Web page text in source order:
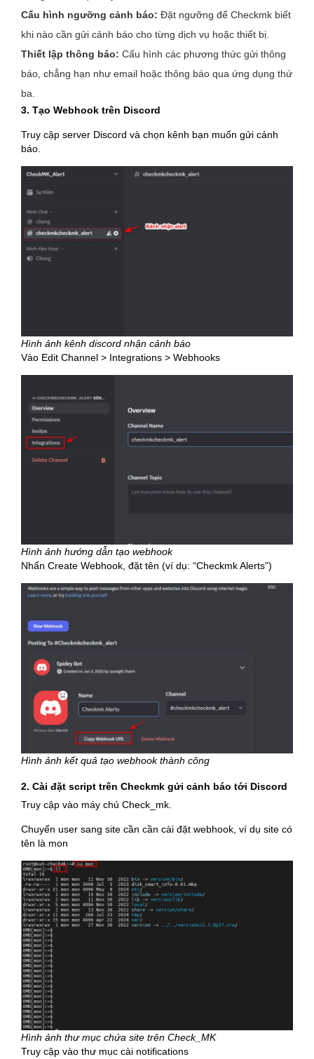
Cấu hình ngưỡng cảnh báo: Đặt ngưỡng để Checkmk biết
khi nào cần gửi cảnh báo cho từng dịch vụ hoặc thiết bị.
Thiết lập thông báo: Cấu hình các phương thức gửi thông
báo, chẳng hạn như email hoặc thông báo qua ứng dụng thứ
ba.
3. Tạo Webhook trên Discord
Truy cập server Discord và chọn kênh bạn muốn gửi cảnh
báo.
Hình ảnh kênh discord nhận cảnh báo
Vào Edit Channel > Integrations > Webhooks
Hình ảnh hướng dẫn tạo webhook
Nhấn Create Webhook, đặt tên (ví dụ: “Checkmk Alerts”)
Hình ảnh kết quả tạo webhook thành công
2. Cài đặt script trên Checkmk gửi cảnh báo tới Discord
Truy cập vào máy chủ Check_mk.
Chuyển user sang site cần cần cài đặt webhook, ví dụ site có
tên là mon
Hình ảnh thư mục chứa site trên Check_MK
Truy cập vào thư mục cài notifications